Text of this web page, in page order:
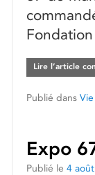
Lire l’article
Publié dans
Expo
Publié le 4